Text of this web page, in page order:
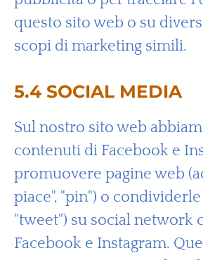
questo sito web o su
scopi di marketing simili.
5.4 SOCIAL MEDIA
Sul nostro sito web
contenuti di Facebook e
promuovere pagine web
piace", "pin") o condividerle
"tweet") su social network
Facebook e Instagram.